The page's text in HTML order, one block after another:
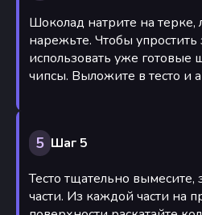
Шоколад натрите на терке,
нарежьте. Чтобы
использовать уже готовые
чипсы. Выложите в тесто и
5 Шаг 5
Тесто тщательно вымесите,
части. Из каждой части на